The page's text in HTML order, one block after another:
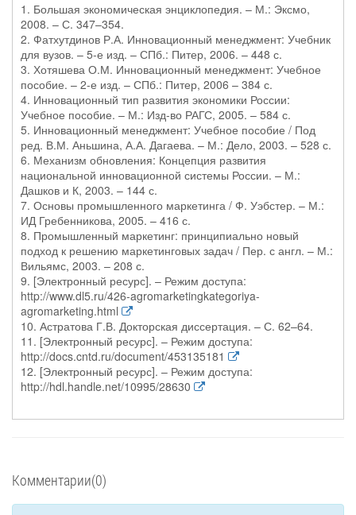
1. Большая экономическая энциклопедия. – М.: Эксмо,
2008. – С. 347–354.
2. Фатхутдинов Р.А. Инновационный менеджмент: Учебник
для вузов. – 5-е изд. – СПб.: Питер, 2006. – 448 с.
3. Хотяшева О.М. Инновационный менеджмент: Учебное
пособие. – 2-е изд. – СПб.: Питер, 2006 – 384 с.
4. Инновационный тип развития экономики России:
Учебное пособие. – М.: Изд-во РАГС, 2005. – 584 с.
5. Инновационный менеджмент: Учебное пособие / Под
ред. В.М. Аньшина, А.А. Дагаева. – М.: Дело, 2003. – 528 с.
6. Механизм обновления: Концепция развития
национальной инновационной системы России. – М.:
Дашков и К, 2003. – 144 с.
7. Основы промышленного маркетинга / Ф. Уэбстер. – М.:
ИД Гребенникова, 2005. – 416 с.
8. Промышленный маркетинг: принципиально новый
подход к решению маркетинговых задач / Пер. с англ. – М.:
Вильямс, 2003. – 208 с.
9. [Электронный ресурс]. – Режим доступа:
http://www.dl5.ru/426-agromarketingkategoriya-
agromarketing.html
10. Астратова Г.В. Докторская диссертация. – С. 62–64.
11. [Электронный ресурс]. – Режим доступа:
http://docs.cntd.ru/document/453135181
12. [Электронный ресурс]. – Режим доступа:
http://hdl.handle.net/10995/28630
Комментарии(0)